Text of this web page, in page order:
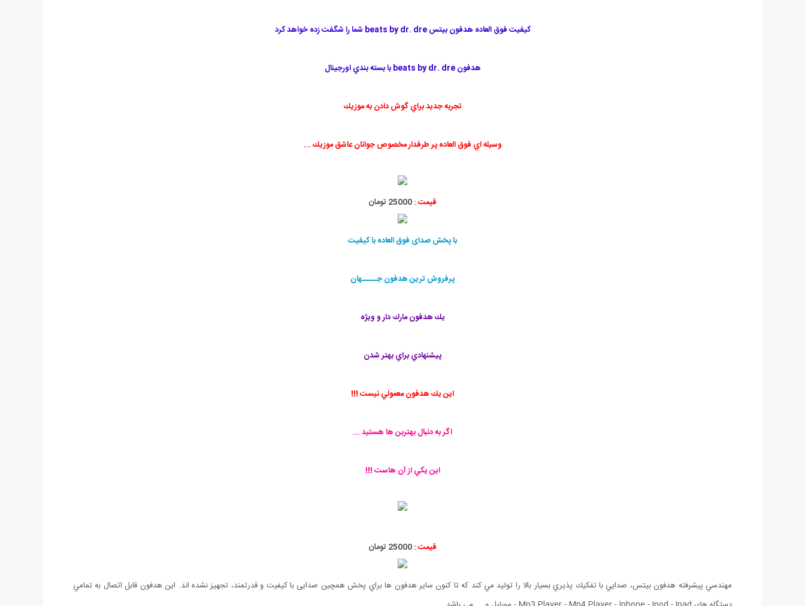
كيفيت فوق العاده هدفون بيتس beats by dr. dre شما را شگفت زده خواهد كرد
هدفون beats by dr. dre با بسته بندي اورجينال
تجربه جديد براي گوش دادن به موزيك
وسيله اي فوق العاده پر طرفدار مخصوص جوانان عاشق موزيك ...
قیمت :25000 تومان
با پخش صدای فوق العاده با کیفیت
پرفروش ترین هدفون جـــــهان
يك هدفون مارك دار و ويژه
پيشنهادي براي بهتر شدن
اين يك هدفون معمولي نيست !!!
اگر به دنبال بهتربن ها هستيد ...
اين يكي از آن هاست !!!
قیمت :25000 تومان
مهندسي پيشرفته هدفون بيتس، صدايي با تفكيك پذيري بسيار بالا را توليد مي كند كه تا کنون سایر هدفون ها براي پخش همچین صدایی با کیفیت و قدرتمند، تجهيز نشده اند. این هدفون قابل اتصال به تمامي